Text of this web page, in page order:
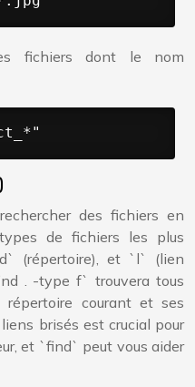
fichiers dont le nom
des fichiers en
de fichiers les plus
(répertoire), et `l` (lien
. -type f` trouvera tous
courant et ses
brisés est crucial pour
et `find` peut vous aider